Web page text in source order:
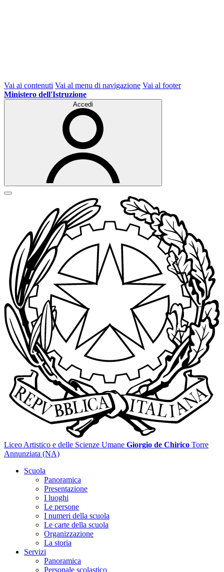
Vai ai contenuti Vai al menu di navigazione Vai al footer
Ministero dell'Istruzione
Accedi
Liceo Artistico e delle Scienze Umane Giorgio de Chirico Torre
Annunziata (NA)
Scuola
Panoramica
Presentazione
I luoghi
Le persone
I numeri della scuola
Le carte della scuola
Organizzazione
La storia
Servizi
Panoramica
Personale scolastico